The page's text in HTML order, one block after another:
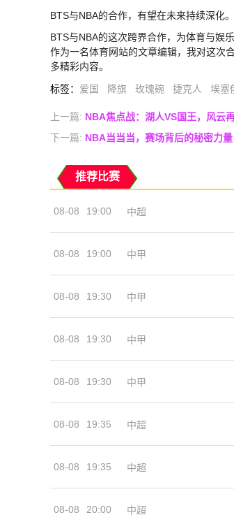
BTS与NBA的合作，有望在未来持续深化
BTS与NBA的这次跨界合作，为体育与娱
作为一名体育网站的文章编辑，我对这次
多精彩内容。
标签： 爱国 降旗 玫瑰碗 捷克人 埃塞
上一篇: NBA焦点战：湖人VS国王，风云
下一篇: NBA当当当，赛场背后的秘密力量
推荐比赛
08-08 19:00 中超
08-08 19:00 中甲
08-08 19:30 中甲
08-08 19:30 中甲
08-08 19:30 中甲
08-08 19:35 中超
08-08 19:35 中超
08-08 20:00 中超